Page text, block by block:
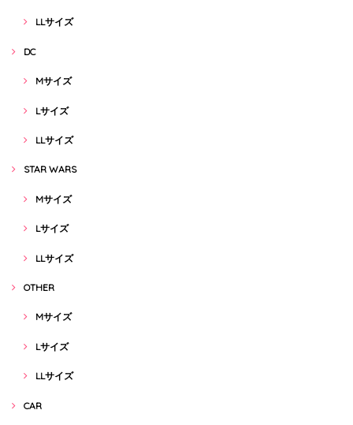
LLサイズ
DC
Mサイズ
Lサイズ
LLサイズ
STAR WARS
Mサイズ
Lサイズ
LLサイズ
OTHER
Mサイズ
Lサイズ
LLサイズ
CAR